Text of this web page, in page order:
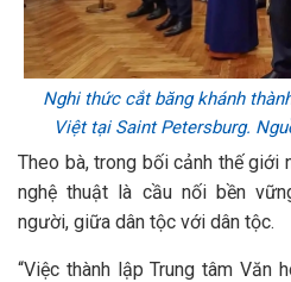
Nghi thức cắt băng khánh
Việt tại Saint Petersburg.
Theo bà, trong bối cảnh thế giới
nghệ thuật là cầu nối bền
người, giữa dân tộc với dân tộc.
“Việc thành lập Trung tâm Văn